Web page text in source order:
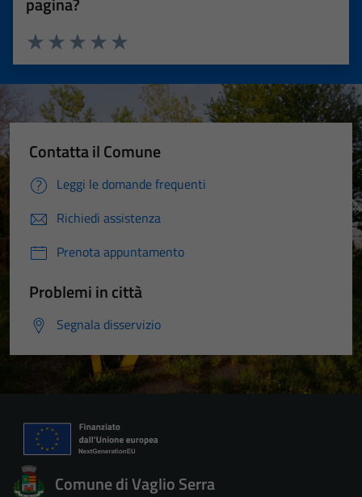
Valuta 5 stelle su 5
Valuta 4 stelle su 5
Valuta 3 stelle su 5
Valuta 2 stelle su 5
Valuta 1 stelle su 5
Contatta il Comune
Leggi le domande frequenti
Richiedi assistenza
Prenota appuntamento
Problemi in città
Segnala disservizio
Comune di Vaglio Serra